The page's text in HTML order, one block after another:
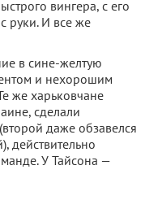
вингера, с его
руки. И все же
в сине-желтую
и нехорошим
же харьковчане
сделали
даже обзавелся
действительно
У Тайсона —